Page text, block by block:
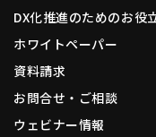
DX化推進のためのお役
ホワイトペーパー
資料請求
お問合せ・ご相談
ウェビナー情報